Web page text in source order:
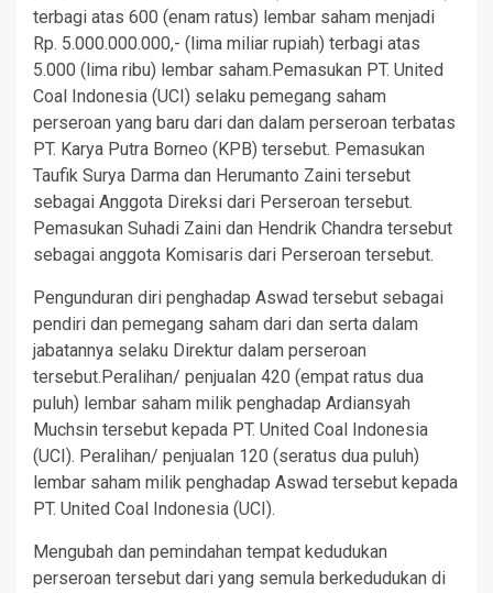
terbagi atas 600 (enam ratus) lembar saham menjadi
Rp. 5.000.000.000,- (lima miliar rupiah) terbagi atas
5.000 (lima ribu) lembar saham.Pemasukan PT. United
Coal Indonesia (UCI) selaku pemegang saham
perseroan yang baru dari dan dalam perseroan terbatas
PT. Karya Putra Borneo (KPB) tersebut. Pemasukan
Taufik Surya Darma dan Herumanto Zaini tersebut
sebagai Anggota Direksi dari Perseroan tersebut.
Pemasukan Suhadi Zaini dan Hendrik Chandra tersebut
sebagai anggota Komisaris dari Perseroan tersebut.
Pengunduran diri penghadap Aswad tersebut sebagai
pendiri dan pemegang saham dari dan serta dalam
jabatannya selaku Direktur dalam perseroan
tersebut.Peralihan/ penjualan 420 (empat ratus dua
puluh) lembar saham milik penghadap Ardiansyah
Muchsin tersebut kepada PT. United Coal Indonesia
(UCI). Peralihan/ penjualan 120 (seratus dua puluh)
lembar saham milik penghadap Aswad tersebut kepada
PT. United Coal Indonesia (UCI).
Mengubah dan pemindahan tempat kedudukan
perseroan tersebut dari yang semula berkedudukan di